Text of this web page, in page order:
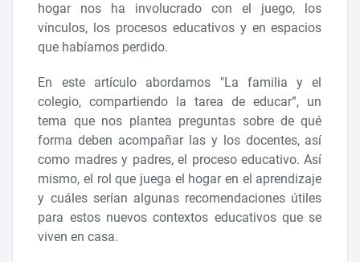
hogar nos ha involucrado con el juego, los
vínculos, los procesos educativos y en espacios
que habíamos perdido.
En este artículo abordamos "La familia y el
colegio, compartiendo la tarea de educar”, un
tema que nos plantea preguntas sobre de qué
forma deben acompañar las y los docentes, así
como madres y padres, el proceso educativo. Así
mismo, el rol que juega el hogar en el aprendizaje
y cuáles serían algunas recomendaciones útiles
para estos nuevos contextos educativos que se
viven en casa.